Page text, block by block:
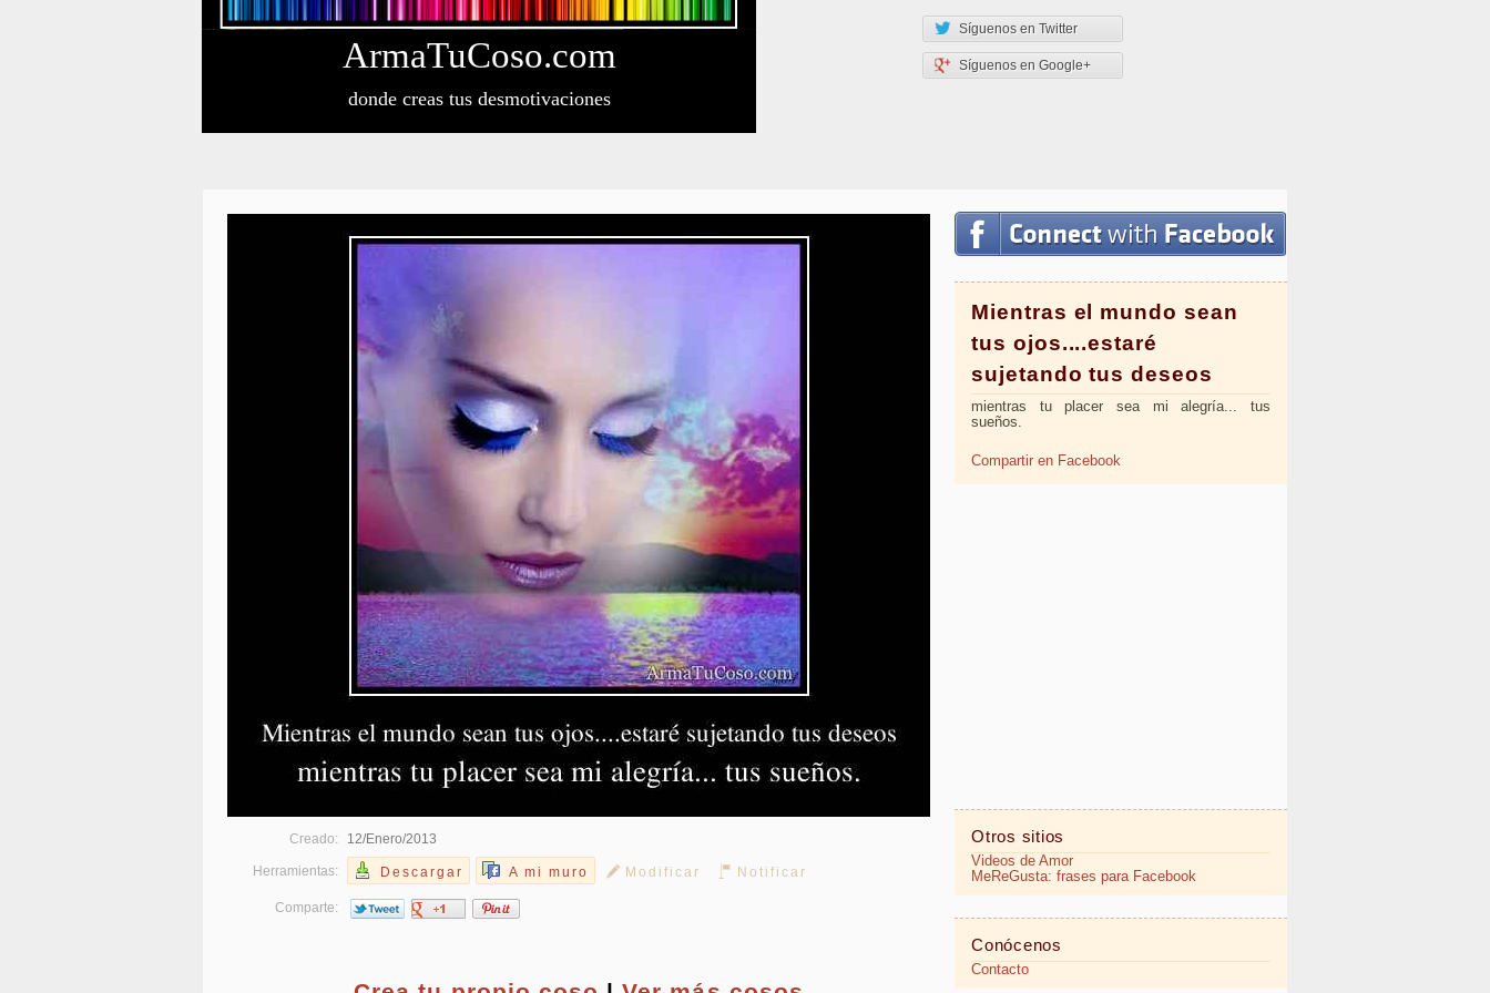
ArmaTuCoso.com
donde creas tus desmotivaciones
Creado: 12/Enero/2013
Herramientas: Descargar A mi muro Modificar Notificar
Comparte:
Mientras el mundo sean
tus ojos....estaré
sujetando tus deseos
mientras tu placer sea mi alegría... tus
sueños.
Compartir en Facebook
Otros sitios
Videos de Amor
MeReGusta: frases para Facebook
Conócenos
Contacto
Síguenos en Twitter
Síguenos en Google+